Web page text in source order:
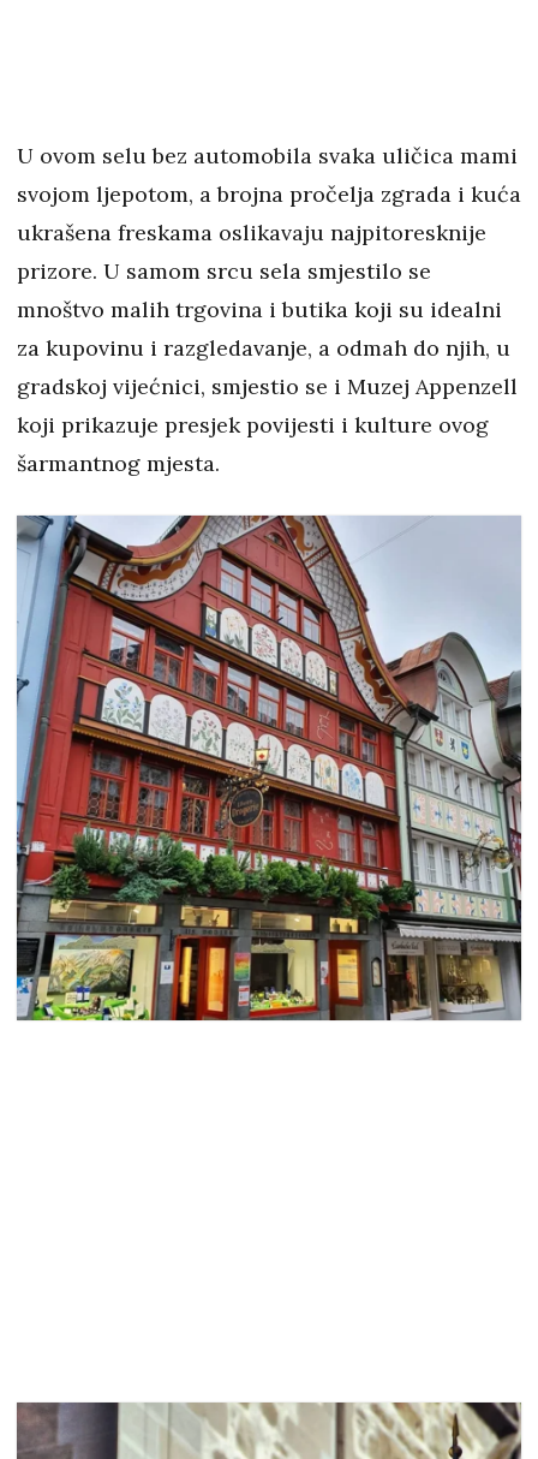
U ovom selu bez automobila svaka uličica mami
svojom ljepotom, a brojna pročelja zgrada i kuća
ukrašena freskama oslikavaju najpitoresknije
prizore. U samom srcu sela smjestilo se
mnoštvo malih trgovina i butika koji su idealni
za kupovinu i razgledavanje, a odmah do njih, u
gradskoj vijećnici, smjestio se i Muzej Appenzell
koji prikazuje presjek povijesti i kulture ovog
šarmantnog mjesta.